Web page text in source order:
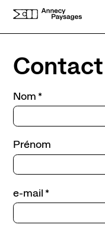
Aller au contenu
Contact
Nom
Prénom
e-mail